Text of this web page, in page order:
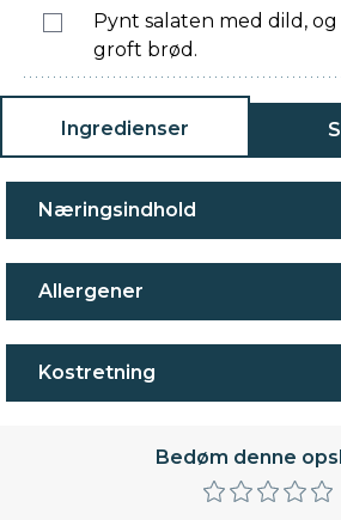
Pynt salaten med dild, og
groft brød.
Ingredienser
Næringsindhold
Allergener
Kostretning
Bedøm denne